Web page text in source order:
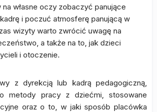
własne oczy zobaczyć panujące
i poczuć atmosferę panującą w
wizyty warto zwrócić uwagę na
a także na to, jak dzieci
i otoczenie.
z dyrekcją lub kadrą pedagogiczną,
metody pracy z dziećmi, stosowane
oraz o to, w jaki sposób placówka